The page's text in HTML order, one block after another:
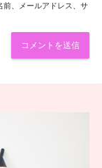
前、メールアドレス、サ